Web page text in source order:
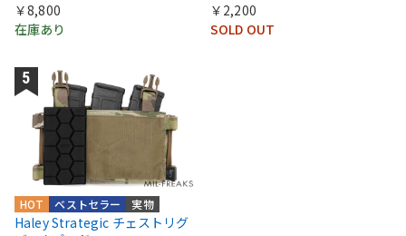
￥8,800
在庫あり
￥2,200
SOLD OUT
実物
ベストセラー
HOT
Haley Strategic チェストリグ